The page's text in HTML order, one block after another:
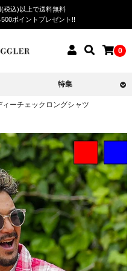
税込)以上で送料無料
ポイントプレゼント!!
0
特集
ィーチェックロングシャツ